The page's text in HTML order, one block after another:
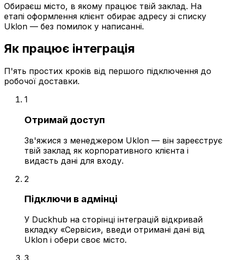
Обираєш місто, в якому працює твій заклад. На
етапі оформлення клієнт обирає адресу зі списку
Uklon — без помилок у написанні.
Як працює інтеграція
П'ять простих кроків від першого підключення до
робочої доставки.
1
Отримай доступ
Зв'яжися з менеджером Uklon — він зареєструє
твій заклад як корпоративного клієнта і
видасть дані для входу.
2
Підключи в адмінці
У Duckhub на сторінці інтеграцій відкривай
вкладку «Сервіси», введи отримані дані від
Uklon і обери своє місто.